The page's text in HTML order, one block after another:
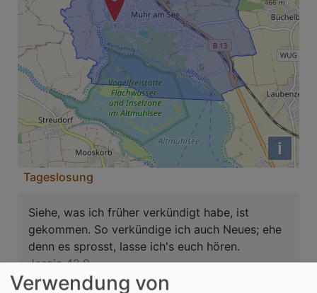
i
Tageslosung
Siehe, was ich früher verkündigt habe, ist
gekommen. So verkündige ich auch Neues; ehe
denn es sprosst, lasse ich's euch hören.
Jesaja 42,9
Verwendung von